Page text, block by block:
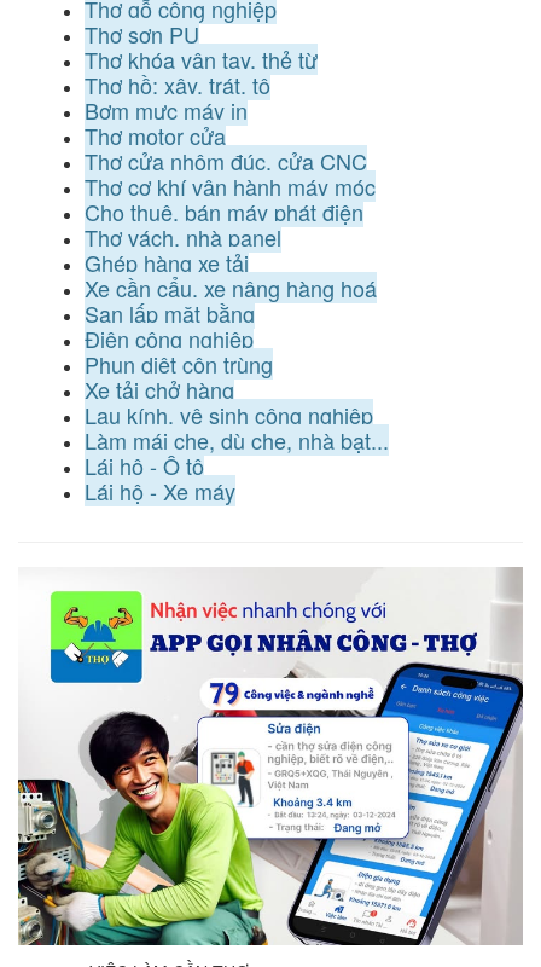
Thợ gỗ công nghiệp
Thợ sơn PU
Thợ khóa vân tay, thẻ từ
Thợ hồ: xây, trát, tô
Bơm mực máy in
Thợ motor cửa
Thợ cửa nhôm đúc, cửa CNC
Thợ cơ khí vận hành máy móc
Cho thuê, bán máy phát điện
Thợ vách, nhà panel
Ghép hàng xe tải
Xe cần cẩu, xe nâng hàng hoá
San lấp mặt bằng
Điện công nghiệp
Phun diệt côn trùng
Xe tải chở hàng
Lau kính, vệ sinh công nghiệp
Làm mái che, dù che, nhà bạt...
Lái hộ - Ô tô
Lái hộ - Xe máy